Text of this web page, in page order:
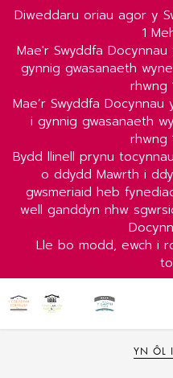
Diweddaru oriau agor y
1
Mae'r Swyddfa
gynnig gwasanaeth
rhwng
Mae’r Swyddfa
i gynnig gwasanaeth
rhwng
Bydd llinell prynu
o ddydd Mawrth i
gwsmeriaid heb
well ganddyn nhw
Lle bo modd, ewch i
YN ÔL